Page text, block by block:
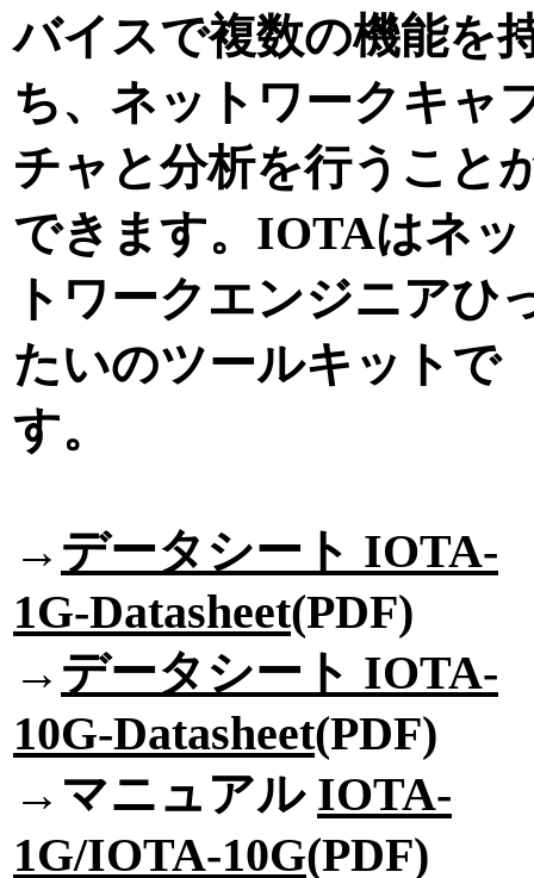
バイスで複数の機能を
ち、ネットワークキャ
チャと分析を行うこと
できます。IOTAはネッ
トワークエンジニアひ
たいのツールキットで
す。
→ データシート IOTA-
1G-Datasheet(PDF)
→ データシート IOTA-
10G-Datasheet(PDF)
→マニュアル IOTA-
1G/IOTA-10G(PDF)